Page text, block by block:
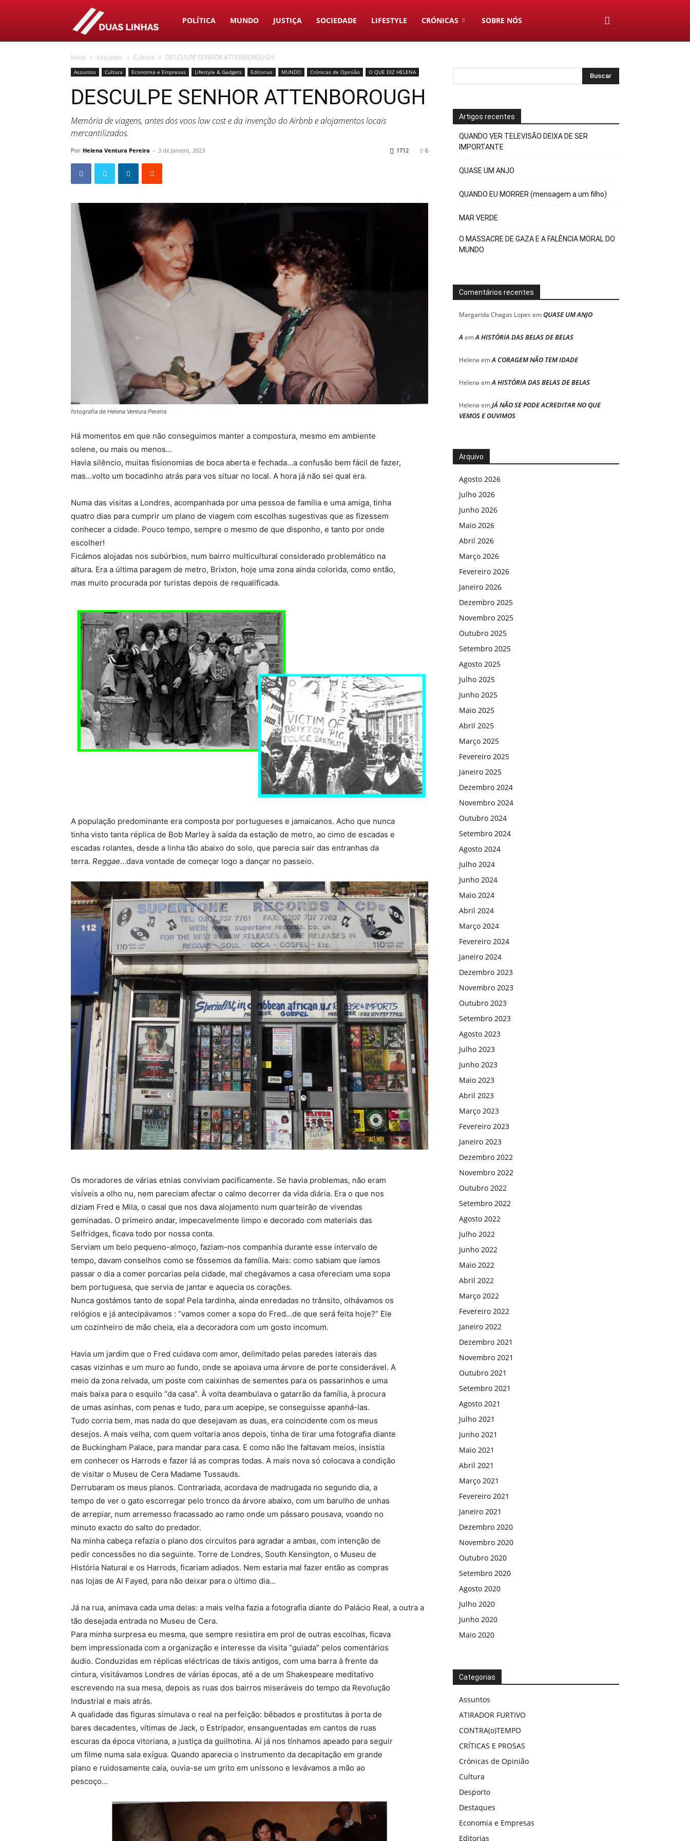
Duas
Linhas
POLÍTICA MUNDO JUSTIÇA SOCIEDADE LIFESTYLE CRÓNICAS SOBRE NÓS
Início Assuntos Cultura DESCULPE SENHOR ATTENBOROUGH
Assuntos Cultura Economia e Empresas Lifestyle & Gadgets Editorias MUNDO Crónicas de Opinião O QUE DIZ HELENA
DESCULPE SENHOR ATTENBOROUGH
Memória de viagens, antes dos voos low cost e da invenção do Airbnb e alojamentos locais
mercantilizados.
Por Helena Ventura Pereira - 3 de Janeiro, 2023 6
1712
fotografia de Helena Ventura Pereira
Há momentos em que não conseguimos manter a compostura, mesmo em ambiente
solene, ou mais ou menos…
Havia silêncio, muitas fisionomias de boca aberta e fechada…a confusão bem fácil de fazer,
mas…volto um bocadinho atrás para vos situar no local. A hora já não sei qual era.
Numa das visitas a Londres, acompanhada por uma pessoa de família e uma amiga, tinha
quatro dias para cumprir um plano de viagem com escolhas sugestivas que as fizessem
conhecer a cidade. Pouco tempo, sempre o mesmo de que disponho, e tanto por onde
escolher!
Ficámos alojadas nos subúrbios, num bairro multicultural considerado problemático na
altura. Era a última paragem de metro, Brixton, hoje uma zona ainda colorida, como então,
mas muito procurada por turistas depois de requalificada.
A população predominante era composta por portugueses e jamaicanos. Acho que nunca
tinha visto tanta réplica de Bob Marley à saída da estação de metro, ao cimo de escadas e
escadas rolantes, desde a linha tão abaixo do solo, que parecia sair das entranhas da
terra. Reggae…dava vontade de começar logo a dançar no passeio.
Os moradores de várias etnias conviviam pacificamente. Se havia problemas, não eram
visíveis a olho nu, nem pareciam afectar o calmo decorrer da vida diária. Era o que nos
diziam Fred e Mila, o casal que nos dava alojamento num quarteirão de vivendas
geminadas. O primeiro andar, impecavelmente limpo e decorado com materiais das
Selfridges, ficava todo por nossa conta.
Serviam um belo pequeno-almoço, faziam-nos companhia durante esse intervalo de
tempo, davam conselhos como se fôssemos da família. Mais: como sabiam que íamos
passar o dia a comer porcarias pela cidade, mal chegávamos a casa ofereciam uma sopa
bem portuguesa, que servia de jantar e aquecia os corações.
Nunca gostámos tanto de sopa! Pela tardinha, ainda enredadas no trânsito, olhávamos os
relógios e já antecipávamos : “vamos comer a sopa do Fred…de que será feita hoje?” Ele
um cozinheiro de mão cheia, ela a decoradora com um gosto incomum.
Havia um jardim que o Fred cuidava com amor, delimitado pelas paredes laterais das
casas vizinhas e um muro ao fundo, onde se apoiava uma árvore de porte considerável. A
meio da zona relvada, um poste com caixinhas de sementes para os passarinhos e uma
mais baixa para o esquilo “da casa”. À volta deambulava o gatarrão da família, à procura
de umas asinhas, com penas e tudo, para um acepipe, se conseguisse apanhá-las.
Tudo corria bem, mas nada do que desejavam as duas, era coincidente com os meus
desejos. A mais velha, com quem voltaria anos depois, tinha de tirar uma fotografia diante
de Buckingham Palace, para mandar para casa. E como não lhe faltavam meios, insistia
em conhecer os Harrods e fazer lá as compras todas. A mais nova só colocava a condição
de visitar o Museu de Cera Madame Tussauds.
Derrubaram os meus planos. Contrariada, acordava de madrugada no segundo dia, a
tempo de ver o gato escorregar pelo tronco da árvore abaixo, com um barulho de unhas
de arrepiar, num arremesso fracassado ao ramo onde um pássaro pousava, voando no
minuto exacto do salto do predador.
Na minha cabeça refazia o plano dos circuitos para agradar a ambas, com intenção de
pedir concessões no dia seguinte. Torre de Londres, South Kensington, o Museu de
História Natural e os Harrods, ficariam adiados. Nem estaria mal fazer então as compras
nas lojas de Al Fayed, para não deixar para o último dia…
Já na rua, animava cada uma delas: a mais velha fazia a fotografia diante do Palácio Real, a outra a
tão desejada entrada no Museu de Cera.
Para minha surpresa eu mesma, que sempre resistira em prol de outras escolhas, ficava
bem impressionada com a organização e interesse da visita “guiada” pelos comentários
áudio. Conduzidas em réplicas eléctricas de táxis antigos, com uma barra à frente da
cintura, visitávamos Londres de várias épocas, até a de um Shakespeare meditativo
escrevendo na sua mesa, depois as ruas dos bairros miseráveis do tempo da Revolução
Industrial e mais atrás.
A qualidade das figuras simulava o real na perfeição: bêbados e prostitutas à porta de
bares decadentes, vítimas de Jack, o Estripador, ensanguentadas em cantos de ruas
escuras da época vitoriana, a justiça da guilhotina. Aí já nos tínhamos apeado para seguir
um filme numa sala exígua. Quando aparecia o instrumento da decapitação em grande
plano e ruidosamente caía, ouvia-se um grito em uníssono e levávamos a mão ao
pescoço…
Artigos recentes
QUANDO VER TELEVISÃO DEIXA DE SER
IMPORTANTE
QUASE UM ANJO
QUANDO EU MORRER (mensagem a um filho)
MAR VERDE
O MASSACRE DE GAZA E A FALÊNCIA MORAL DO
MUNDO
Comentários recentes
Margarida Chagas Lopes emQUASE UM ANJO
A emA HISTÓRIA DAS BELAS DE BELAS
Helena emA CORAGEM NÃO TEM IDADE
Helena emA HISTÓRIA DAS BELAS DE BELAS
Helena emJÁ NÃO SE PODE ACREDITAR NO QUE
VEMOS E OUVIMOS
Arquivo
Agosto 2026
Julho 2026
Junho 2026
Maio 2026
Abril 2026
Março 2026
Fevereiro 2026
Janeiro 2026
Dezembro 2025
Novembro 2025
Outubro 2025
Setembro 2025
Agosto 2025
Julho 2025
Junho 2025
Maio 2025
Abril 2025
Março 2025
Fevereiro 2025
Janeiro 2025
Dezembro 2024
Novembro 2024
Outubro 2024
Setembro 2024
Agosto 2024
Julho 2024
Junho 2024
Maio 2024
Abril 2024
Março 2024
Fevereiro 2024
Janeiro 2024
Dezembro 2023
Novembro 2023
Outubro 2023
Setembro 2023
Agosto 2023
Julho 2023
Junho 2023
Maio 2023
Abril 2023
Março 2023
Fevereiro 2023
Janeiro 2023
Dezembro 2022
Novembro 2022
Outubro 2022
Setembro 2022
Agosto 2022
Julho 2022
Junho 2022
Maio 2022
Abril 2022
Março 2022
Fevereiro 2022
Janeiro 2022
Dezembro 2021
Novembro 2021
Outubro 2021
Setembro 2021
Agosto 2021
Julho 2021
Junho 2021
Maio 2021
Abril 2021
Março 2021
Fevereiro 2021
Janeiro 2021
Dezembro 2020
Novembro 2020
Outubro 2020
Setembro 2020
Agosto 2020
Julho 2020
Junho 2020
Maio 2020
Categorias
Assuntos
ATIRADOR FURTIVO
CONTRA(o)TEMPO
CRÍTICAS E PROSAS
Crónicas de Opinião
Cultura
Desporto
Destaques
Economia e Empresas
Editorias